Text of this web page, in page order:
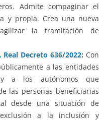
Admite compaginar el
y propia. Crea una nueva
la tramitación de
Decreto 636/2022: Con
a las entidades
a los autónomos que
las personas beneficiarias
desde una situación de
a la inclusión y